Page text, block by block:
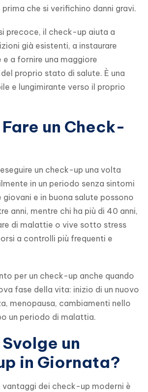
che si verifichino danni gravi.
precoce, il check-up aiuta a
già esistenti, a instaurare
e a fornire una maggiore
proprio stato di salute. È una
e lungimirante verso il proprio
un Check-
un check-up una volta
in un periodo senza sintomi
giovani e in buona salute possono
anni, mentre chi ha più di 40 anni,
di malattie o vive sotto stress
a controlli più frequenti e
per un check-up anche quando
fase della vita: inizio di un nuovo
menopausa, cambiamenti nello
un periodo di malattia.
un
in Giornata?
vantaggi dei check-up moderni è